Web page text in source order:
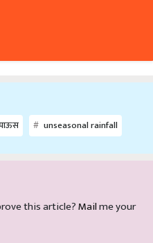
unseasonal rainfall
this article?Mailme your